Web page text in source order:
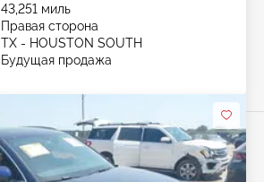
43,251 миль
Правая сторона
TX - HOUSTON SOUTH
Будущая продажа